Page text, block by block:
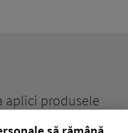
aplici produsele